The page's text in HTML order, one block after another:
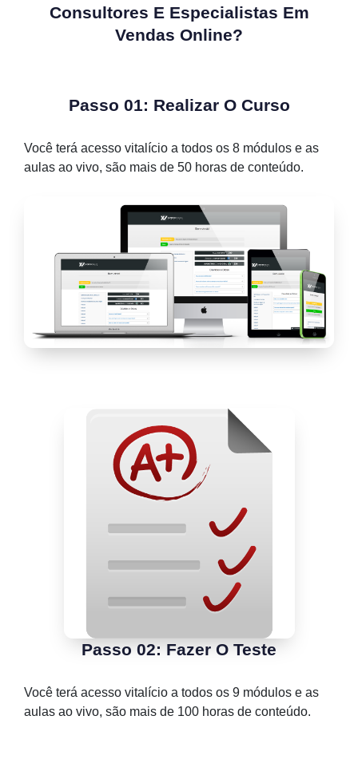
Consultores E Especialistas Em
Vendas Online?
Passo 01: Realizar O Curso
Você terá acesso vitalício a todos os 8 módulos e as
aulas ao vivo, são mais de 50 horas de conteúdo.
Passo 02: Fazer O Teste
Você terá acesso vitalício a todos os 9 módulos e as
aulas ao vivo, são mais de 100 horas de conteúdo.